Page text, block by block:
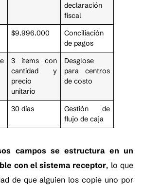
declaración
fiscal
$9.996.000
Conciliación
de pagos
3 ítems con
cantidad y
precio
unitario
Desglose
para centros
de costo
30 días
Gestión de
flujo de caja
campos se estructura en un
con el sistema receptor, lo que
de que alguien los copie uno por